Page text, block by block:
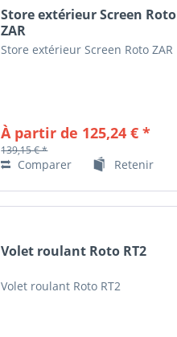
Store extérieur Screen Roto
ZAR
Store extérieur Screen Roto ZAR
À partir de 125,24 € *
139,15 € *
Comparer Retenir
Volet roulant Roto RT2
Volet roulant Roto RT2